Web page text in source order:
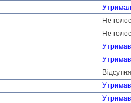
Не
Не
Відсутня